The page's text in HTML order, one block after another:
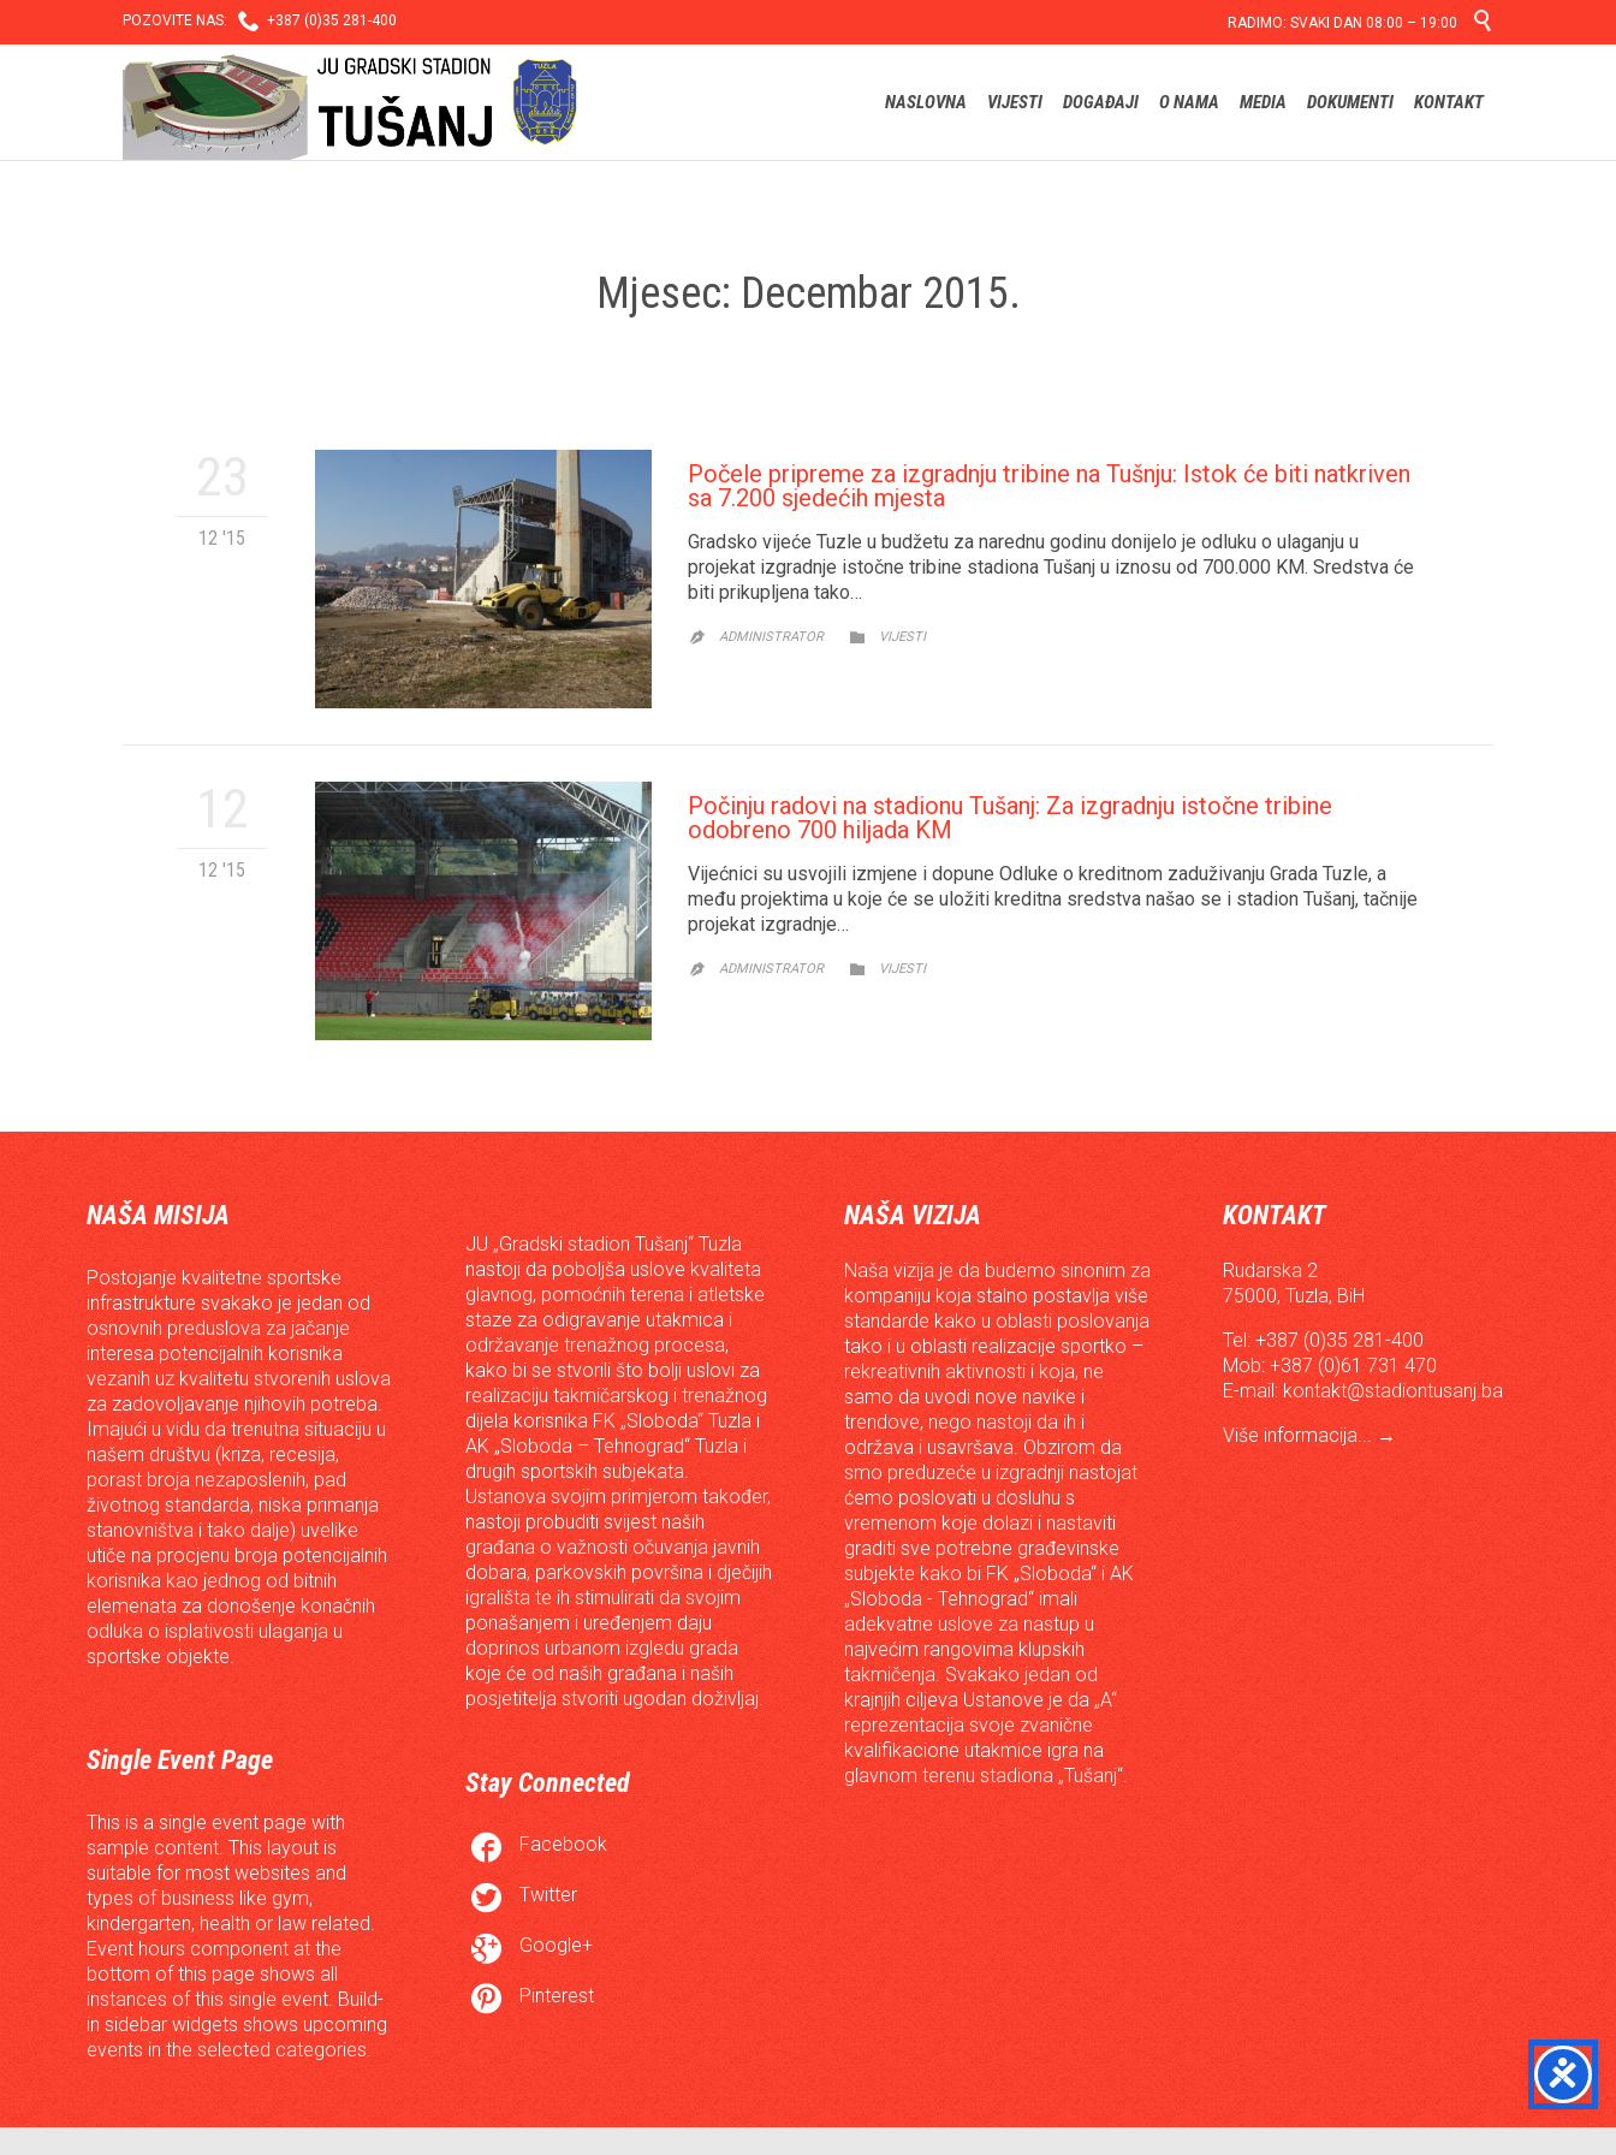
POZOVITE NAS:  +387 (0)35 281-400 RADIMO: SVAKI DAN 08:00 – 19:00 
NASLOVNA VIJESTI DOGAĐAJI O NAMA MEDIA DOKUMENTI KONTAKT
Mjesec: Decembar 2015.
12 '15
Počele pripreme za izgradnju tribine na Tušnju: Istok će biti natkriven
sa 7.200 sjedećih mjesta
Gradsko vijeće Tuzle u budžetu za narednu godinu donijelo je odluku o ulaganju u
projekat izgradnje istočne tribine stadiona Tušanj u iznosu od 700.000 KM. Sredstva će
biti prikupljena tako…
 ADMINISTRATOR  CATEGORY
VIJESTI
12 '15
Počinju radovi na stadionu Tušanj: Za izgradnju istočne tribine
odobreno 700 hiljada KM
Vijećnici su usvojili izmjene i dopune Odluke o kreditnom zaduživanju Grada Tuzle, a
među projektima u koje će se uložiti kreditna sredstva našao se i stadion Tušanj, tačnije
projekat izgradnje…
 ADMINISTRATOR  CATEGORY
VIJESTI
NAŠA MISIJA
Postojanje kvalitetne sportske
infrastrukture svakako je jedan od
osnovnih preduslova za jačanje
interesa potencijalnih korisnika
vezanih uz kvalitetu stvorenih uslova
za zadovoljavanje njihovih potreba.
Imajući u vidu da trenutna situaciju u
našem društvu (kriza, recesija,
porast broja nezaposlenih, pad
životnog standarda, niska primanja
stanovništva i tako dalje) uvelike
utiče na procjenu broja potencijalnih
korisnika kao jednog od bitnih
elemenata za donošenje konačnih
odluka o isplativosti ulaganja u
sportske objekte.
Single Event Page
This is a single event page with
sample content. This layout is
suitable for most websites and
types of business like gym,
kindergarten, health or law related.
Event hours component at the
bottom of this page shows all
instances of this single event. Build-
in sidebar widgets shows upcoming
events in the selected categories.
JU „Gradski stadion Tušanj“ Tuzla
nastoji da poboljša uslove kvaliteta
glavnog, pomoćnih terena i atletske
staze za odigravanje utakmica i
održavanje trenažnog procesa,
kako bi se stvorili što bolji uslovi za
realizaciju takmičarskog i trenažnog
dijela korisnika FK „Sloboda“ Tuzla i
AK „Sloboda – Tehnograd“ Tuzla i
drugih sportskih subjekata.
Ustanova svojim primjerom također,
nastoji probuditi svijest naših
građana o važnosti očuvanja javnih
dobara, parkovskih površina i dječijih
igrališta te ih stimulirati da svojim
ponašanjem i uređenjem daju
doprinos urbanom izgledu grada
koje će od naših građana i naših
posjetitelja stvoriti ugodan doživljaj.
Stay Connected
 Facebook
 Twitter
 Google+
 Pinterest
NAŠA VIZIJA
Naša vizija je da budemo sinonim za
kompaniju koja stalno postavlja više
standarde kako u oblasti poslovanja
tako i u oblasti realizacije sportko –
rekreativnih aktivnosti i koja, ne
samo da uvodi nove navike i
trendove, nego nastoji da ih i
održava i usavršava. Obzirom da
smo preduzeće u izgradnji nastojat
ćemo poslovati u dosluhu s
vremenom koje dolazi i nastaviti
graditi sve potrebne građevinske
subjekte kako bi FK „Sloboda“ i AK
„Sloboda - Tehnograd“ imali
adekvatne uslove za nastup u
najvećim rangovima klupskih
takmičenja. Svakako jedan od
krajnjih ciljeva Ustanove je da „A“
reprezentacija svoje zvanične
kvalifikacione utakmice igra na
glavnom terenu stadiona „Tušanj“.
KONTAKT
Rudarska 2
75000, Tuzla, BiH
Tel: +387 (0)35 281-400
Mob: +387 (0)61 731 470
E-mail: kontakt@stadiontusanj.ba
Više informacija...
→